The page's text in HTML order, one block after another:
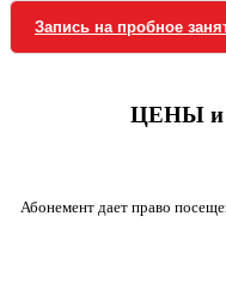
Запись на пробное
ЦЕНЫ
Абонемент дает право